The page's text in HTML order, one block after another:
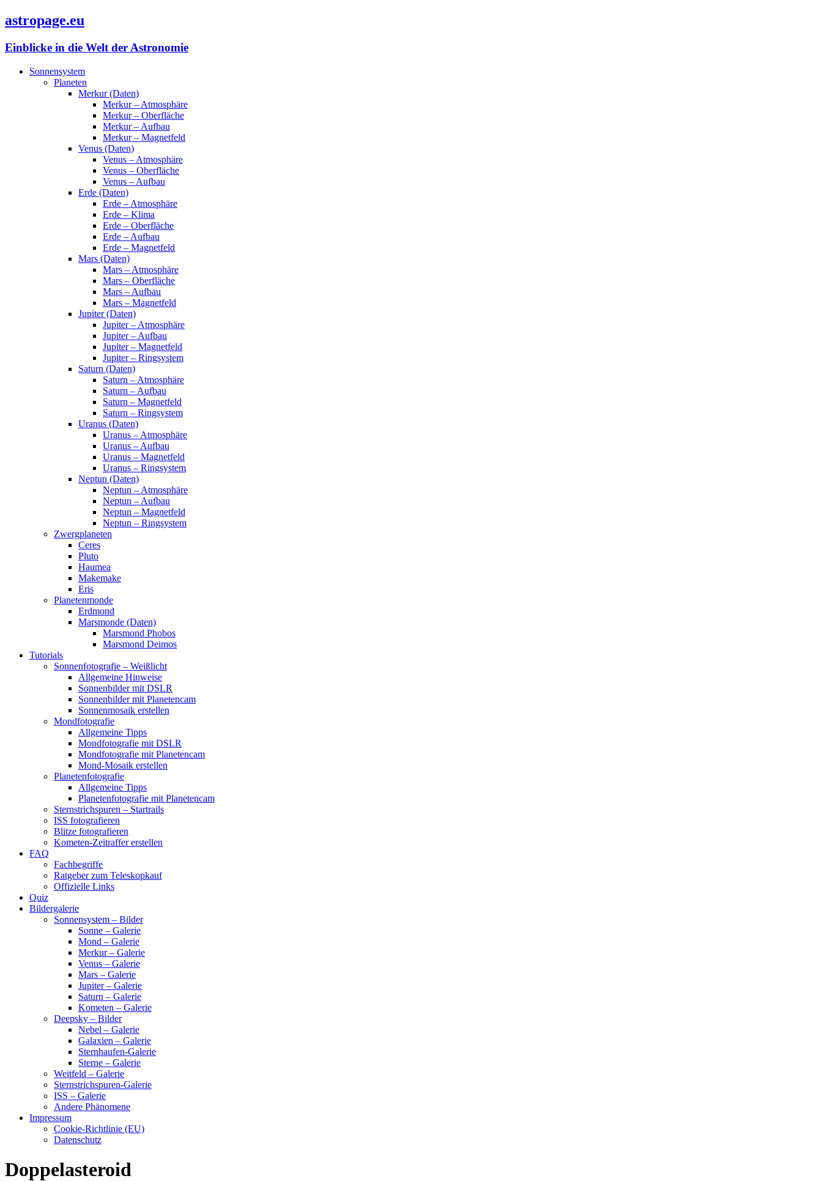
astropage.eu
Einblicke in die Welt der Astronomie
Sonnensystem
Planeten
Merkur (Daten)
Merkur – Atmosphäre
Merkur – Oberfläche
Merkur – Aufbau
Merkur – Magnetfeld
Venus (Daten)
Venus – Atmosphäre
Venus – Oberfläche
Venus – Aufbau
Erde (Daten)
Erde – Atmosphäre
Erde – Klima
Erde – Oberfläche
Erde – Aufbau
Erde – Magnetfeld
Mars (Daten)
Mars – Atmosphäre
Mars – Oberfläche
Mars – Aufbau
Mars – Magnetfeld
Jupiter (Daten)
Jupiter – Atmosphäre
Jupiter – Aufbau
Jupiter – Magnetfeld
Jupiter – Ringsystem
Saturn (Daten)
Saturn – Atmosphäre
Saturn – Aufbau
Saturn – Magnetfeld
Saturn – Ringsystem
Uranus (Daten)
Uranus – Atmosphäre
Uranus – Aufbau
Uranus – Magnetfeld
Uranus – Ringsystem
Neptun (Daten)
Neptun – Atmosphäre
Neptun – Aufbau
Neptun – Magnetfeld
Neptun – Ringsystem
Zwergplaneten
Ceres
Pluto
Haumea
Makemake
Eris
Planetenmonde
Erdmond
Marsmonde (Daten)
Marsmond Phobos
Marsmond Deimos
Tutorials
Sonnenfotografie – Weißlicht
Allgemeine Hinweise
Sonnenbilder mit DSLR
Sonnenbilder mit Planetencam
Sonnenmosaik erstellen
Mondfotografie
Allgemeine Tipps
Mondfotografie mit DSLR
Mondfotografie mit Planetencam
Mond-Mosaik erstellen
Planetenfotografie
Allgemeine Tipps
Planetenfotografie mit Planetencam
Sternstrichspuren – Startrails
ISS fotografieren
Blitze fotografieren
Kometen-Zeitraffer erstellen
FAQ
Fachbegriffe
Ratgeber zum Teleskopkauf
Offizielle Links
Quiz
Bildergalerie
Sonnensystem – Bilder
Sonne – Galerie
Mond – Galerie
Merkur – Galerie
Venus – Galerie
Mars – Galerie
Jupiter – Galerie
Saturn – Galerie
Kometen – Galerie
Deepsky – Bilder
Nebel – Galerie
Galaxien – Galerie
Sternhaufen-Galerie
Sterne – Galerie
Weitfeld – Galerie
Sternstrichspuren-Galerie
ISS – Galerie
Andere Phänomene
Impressum
Cookie-Richtlinie (EU)
Datenschutz
Doppelasteroid